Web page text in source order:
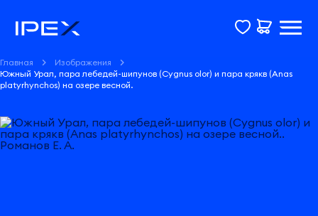
Главная
Изображения
Южный Урал, пара лебедей-шипунов (Cygnus olor) и пара крякв (Anas
platyrhynchos) на озере весной.